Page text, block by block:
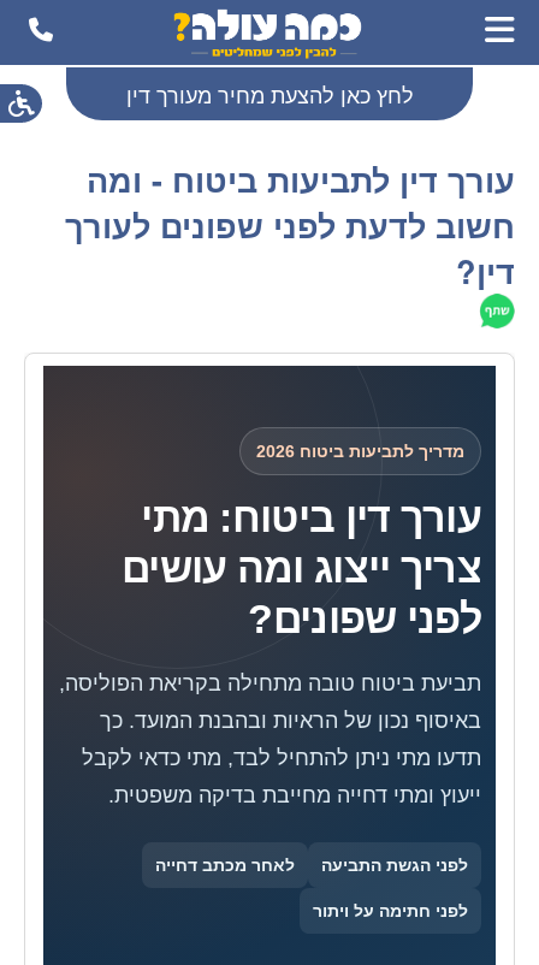
לחץ כאן להצעת מחיר מעורך דין
עורך דין לתביעות ביטוח - ומה
חשוב לדעת לפני שפונים לעורך
דין?
מדריך לתביעות ביטוח 2026
עורך דין ביטוח: מתי
צריך ייצוג ומה עושים
לפני שפונים?
תביעת ביטוח טובה מתחילה בקריאת הפוליסה,
באיסוף נכון של הראיות ובהבנת המועד. כך
תדעו מתי ניתן להתחיל לבד, מתי כדאי לקבל
ייעוץ ומתי דחייה מחייבת בדיקה משפטית.
לפני הגשת התביעה לאחר מכתב דחייה
לפני חתימה על ויתור